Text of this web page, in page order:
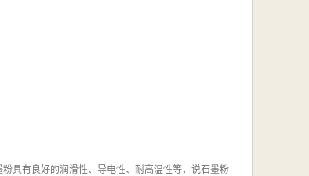
具有良好的润滑性、导电性、耐高温性等，说石墨粉